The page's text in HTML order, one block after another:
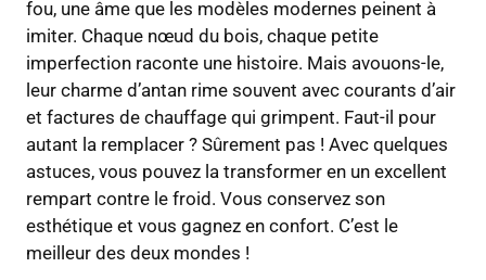
fou, une âme que les modèles modernes peinent à
imiter. Chaque nœud du bois, chaque petite
imperfection raconte une histoire. Mais avouons-le,
leur charme d’antan rime souvent avec courants d’air
et factures de chauffage qui grimpent. Faut-il pour
autant la remplacer ? Sûrement pas ! Avec quelques
astuces, vous pouvez la transformer en un excellent
rempart contre le froid. Vous conservez son
esthétique et vous gagnez en confort. C’est le
meilleur des deux mondes !